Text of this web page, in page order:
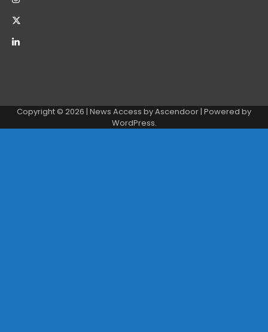
Copyright © 2026 | News Access byAscendoor | Powered by
WordPress.